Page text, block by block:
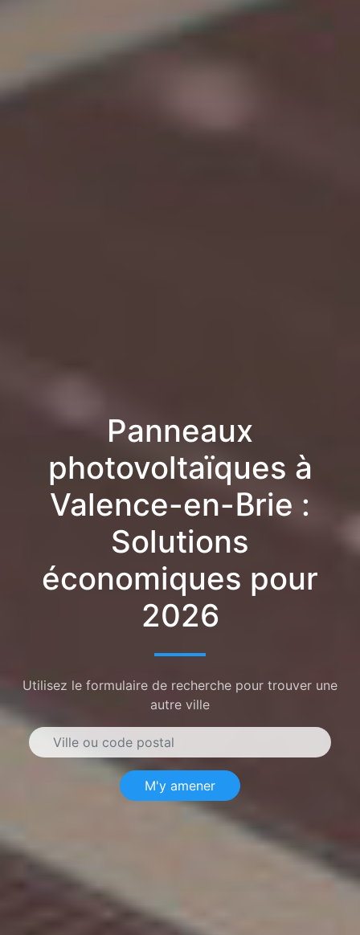
Panneaux
photovoltaïques à
Valence-en-Brie :
Solutions
économiques pour
2026
Utilisez le formulaire de recherche pour trouver une
autre ville
M'y amener